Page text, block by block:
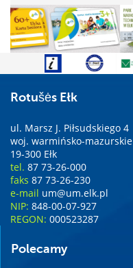
Rotušės Ełk
ul. Marsz J. Piłsudskiego 4
woj. warmińsko-mazurskie
19-300 Ełk
tel. 87 73-26-000
faks 87 73-26-230
e-mail um@um.elk.pl
NIP: 848-00-07-927
REGON: 000523287
Polecamy